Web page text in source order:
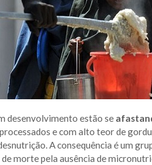
desenvolvimento estão se
e com alto teor de
A consequência é um
morte pela ausência de